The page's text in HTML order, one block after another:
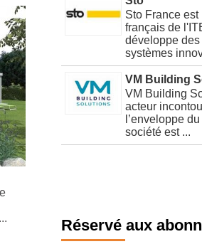
Sto France est
français de
développe
systèmes
VM Building
VM Building
acteur
l’enveloppe
société est ...
Réservé aux